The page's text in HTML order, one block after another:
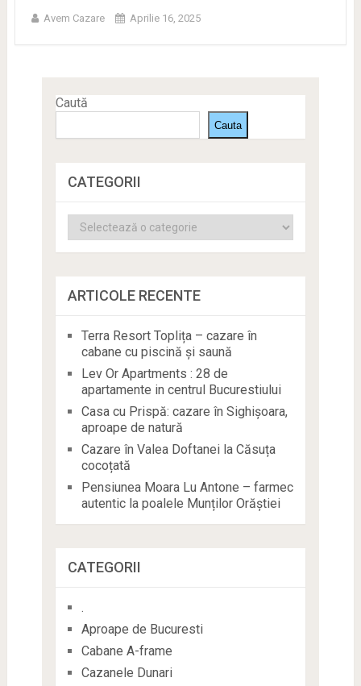
Avem Cazare Aprilie 16, 2025
Caută
Cauta
CATEGORII
Categorii
ARTICOLE RECENTE
Terra Resort Toplița – cazare în
cabane cu piscină și saună
Lev Or Apartments : 28 de
apartamente in centrul Bucurestiului
Casa cu Prispă: cazare în Sighișoara,
aproape de natură
Cazare în Valea Doftanei la Căsuța
cocoțată
Pensiunea Moara Lu Antone – farmec
autentic la poalele Munților Orăștiei
CATEGORII
.
Aproape de Bucuresti
Cabane A-frame
Cazanele Dunari